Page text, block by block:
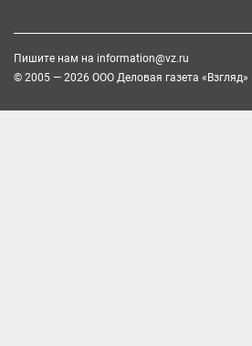
Пишите нам на information@vz.ru
© 2005 — 2026 ООО Деловая газета «Взгляд»